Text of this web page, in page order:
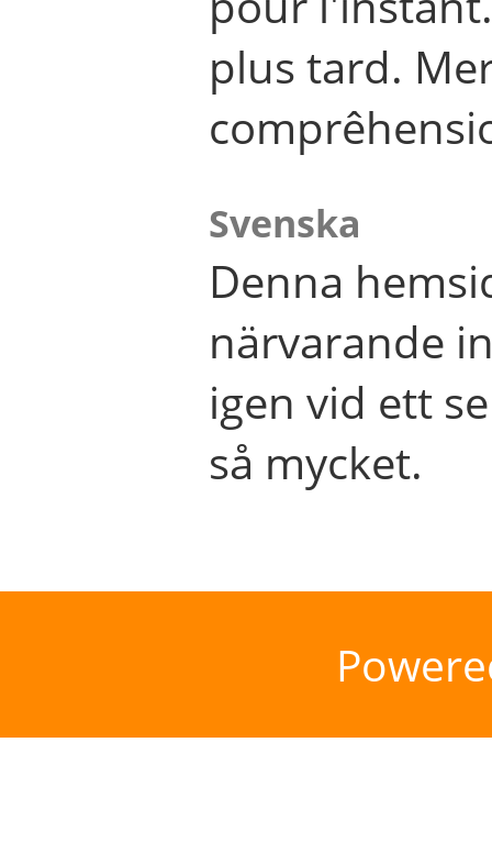
plus tard.
Svenska
Denna
närvarande
igen vid ett
så mycket.